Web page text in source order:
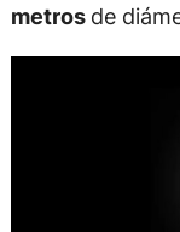
metros de